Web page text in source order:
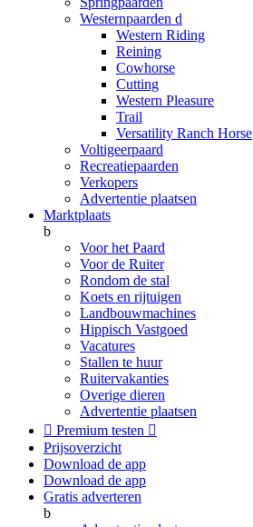
Westernpaarden d
Western Riding
Reining
Cowhorse
Cutting
Western Pleasure
Trail
Versatility Ranch Horse
Voltigeerpaard
Recreatiepaarden
Verkopers
Advertentie plaatsen
Marktplaats
b
Voor het Paard
Voor de Ruiter
Rondom de stal
Koets en rijtuigen
Landbouwmachines
Hippisch Vastgoed
Vacatures
Stallen te huur
Ruitervakanties
Overige dieren
Advertentie plaatsen
 Premium testen 
Prijsoverzicht
Download de app
Download de app
Gratis adverteren
b